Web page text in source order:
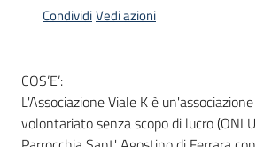
Informazioni
locali
CondividiVedi azioni
COS’E’:
L'Associazione Viale K è
volontariato senza scopo di lucro